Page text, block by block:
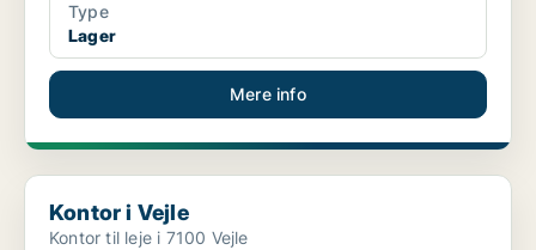
Type
Lager
Mere info
Kontor i Vejle
Kontor i Vejle
Kontor til leje i 7100 Vejle